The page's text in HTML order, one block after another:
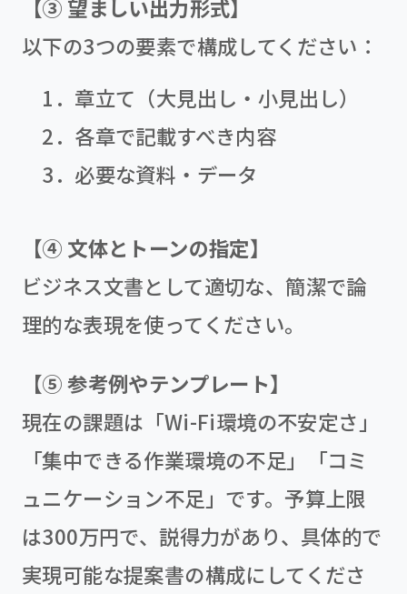
【③ 望ましい出力形式】
以下の3つの要素で構成してください：
1．章立て（大見出し・小見出し）
2．各章で記載すべき内容
3．必要な資料・データ
【④ 文体とトーンの指定】
ビジネス文書として適切な、簡潔で論
理的な表現を使ってください。
【⑤ 参考例やテンプレート】
現在の課題は「Wi-Fi環境の不安定さ」
「集中できる作業環境の不足」「コミ
ュニケーション不足」です。予算上限
は300万円で、説得力があり、具体的で
実現可能な提案書の構成にしてくださ